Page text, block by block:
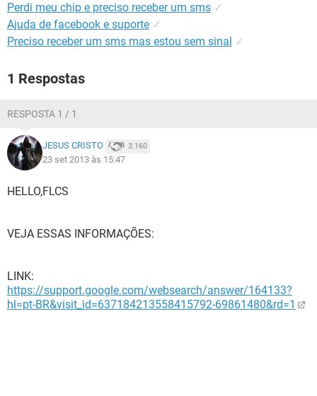
Perdi meu chip e preciso receber um sms ✓
Ajuda de facebook e suporte ✓
Preciso receber um sms mas estou sem sinal ✓
1 Respostas
RESPOSTA 1 / 1
JESUS CRISTO 3.160
23 set 2013 às 15:47
HELLO,FLCS
VEJA ESSAS INFORMAÇÕES:
LINK:
https://support.google.com/websearch/answer/164133?
hl=pt-BR&visit_id=637184213558415792-69861480&rd=1